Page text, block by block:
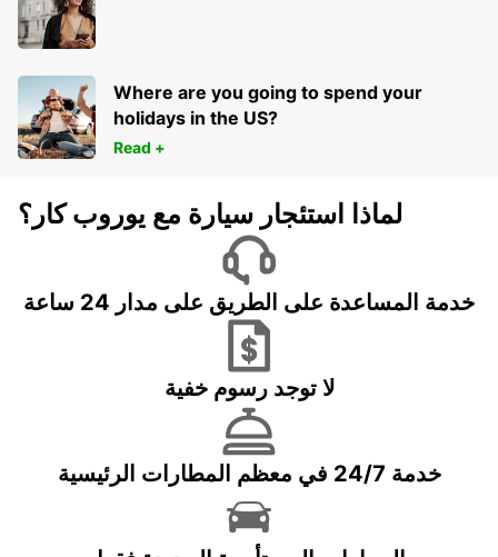
Where are you going to spend your
holidays in the US?
Read +
لماذا استئجار سيارة مع يوروب كار؟
خدمة المساعدة على الطريق على مدار 24 ساعة
لا توجد رسوم خفية
خدمة 24/7 في معظم المطارات الرئيسية